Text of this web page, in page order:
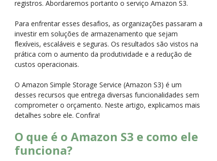
registros. Abordaremos portanto o serviço Amazon S3.
Para enfrentar esses desafios, as organizações passaram a
investir em soluções de armazenamento que sejam
flexíveis, escaláveis e seguras. Os resultados são vistos na
prática com o aumento da produtividade e a redução de
custos operacionais.
O Amazon Simple Storage Service (Amazon S3) é um
desses recursos que entrega diversas funcionalidades sem
comprometer o orçamento. Neste artigo, explicamos mais
detalhes sobre ele. Confira!
O que é o Amazon S3 e como ele
funciona?